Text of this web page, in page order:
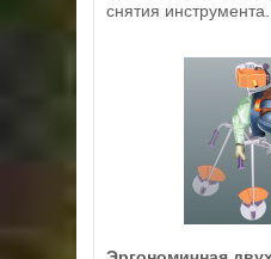
снятия инструмента.